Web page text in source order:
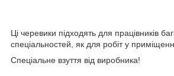
Ці черевики підходять для працівників
спеціальностей, як для робіт у
Спеціальне взуття від виробника!